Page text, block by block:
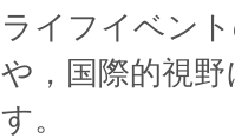
ライフイベン
や，国際的視
す。